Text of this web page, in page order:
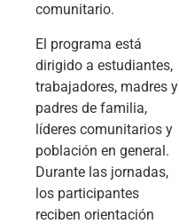
comunitario.
El programa está
dirigido a estudiantes,
trabajadores, madres y
padres de familia,
líderes comunitarios y
población en general.
Durante las jornadas,
los participantes
reciben orientación